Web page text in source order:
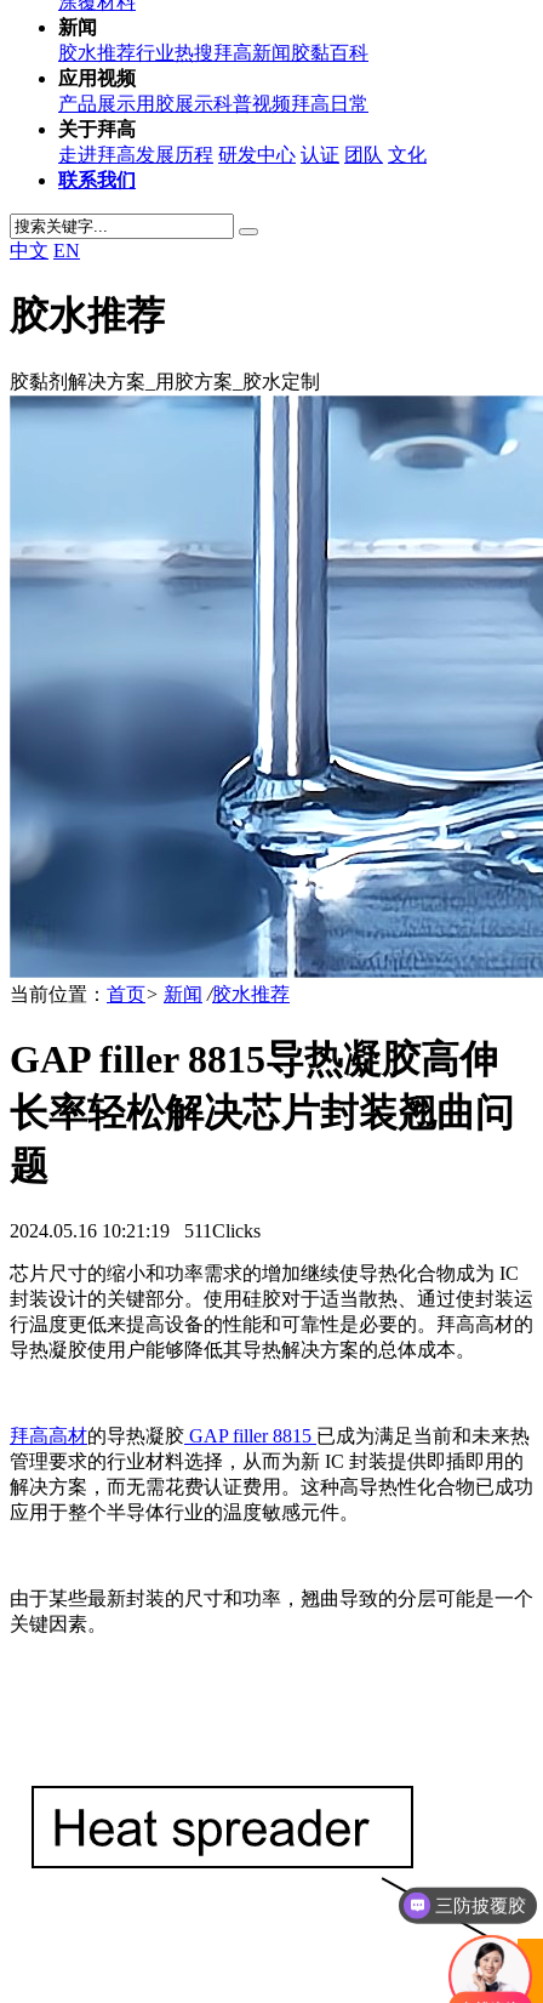
新闻
胶水推荐行业热搜拜高新闻胶黏百科
应用视频
产品展示用胶展示科普视频拜高日常
关于拜高
走进拜高发展历程 研发中心 认证 团队 文化
联系我们
中文 EN
胶水推荐
胶黏剂解决方案_用胶方案_胶水定制
当前位置： 首页> 新闻 /胶水推荐
GAP filler 8815导热凝胶高伸
长率轻松解决芯片封装翘曲问
题
2024.05.16 10:21:19 511Clicks
芯片尺寸的缩小和功率需求的增加继续使导热化合物成为 IC
封装设计的关键部分。使用硅胶对于适当散热、通过使封装运
行温度更低来提高设备的性能和可靠性是必要的。拜高高材的
导热凝胶使用户能够降低其导热解决方案的总体成本。
拜高高材的导热凝胶 GAP filler 8815 已成为满足当前和未来热
管理要求的行业材料选择，从而为新 IC 封装提供即插即用的
解决方案，而无需花费认证费用。这种高导热性化合物已成功
应用于整个半导体行业的温度敏感元件。
由于某些最新封装的尺寸和功率，翘曲导致的分层可能是一个
关键因素。
灌封胶应用